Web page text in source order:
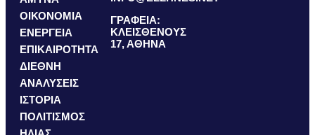
ΟΙΚΟΝΟΜΙΑ
ΕΝΕΡΓΕΙΑ
ΕΠΙΚΑΙΡΟΤΗΤΑ
ΔΙΕΘΝΗ
ΑΝΑΛΥΣΕΙΣ
ΙΣΤΟΡΙΑ
ΠΟΛΙΤΙΣΜΟΣ
ΓΡΑΦΕΙΑ:
ΚΛΕΙΣΘΕΝΟΥΣ
17, ΑΘΗΝΑ